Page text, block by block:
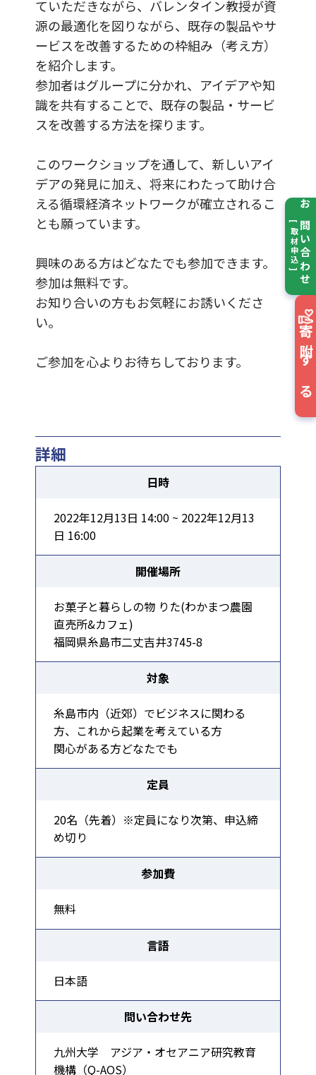
お問い合わせ
[ 取材申込 ]
寄附する
ていただきながら、バレンタイン教授が資
源の最適化を図りながら、既存の製品やサ
ービスを改善するための枠組み（考え方）
を紹介します。
参加者はグループに分かれ、アイデアや知
識を共有することで、既存の製品・サービ
スを改善する方法を探ります。
このワークショップを通して、新しいアイ
デアの発見に加え、将来にわたって助け合
える循環経済ネットワークが確立されるこ
とも願っています。
興味のある方はどなたでも参加できます。
参加は無料です。
お知り合いの方もお気軽にお誘いくださ
い。
ご参加を心よりお待ちしております。
詳細
日時
2022年12月13日 14:00 ~ 2022年12月13
日 16:00
開催場所
お菓子と暮らしの物 りた(わかまつ農園
直売所&カフェ)
福岡県糸島市二丈吉井3745-8
対象
糸島市内（近郊）でビジネスに関わる
方、これから起業を考えている方
関心がある方どなたでも
定員
20名（先着）※定員になり次第、申込締
め切り
参加費
無料
言語
日本語
問い合わせ先
九州大学 アジア・オセアニア研究教育
機構（Q-AOS）